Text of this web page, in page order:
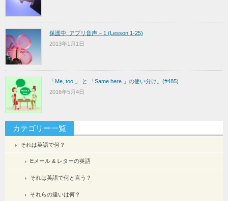
保護中: アプリ音声 – 1 (Lesson 1-25)
2013年1月1日
「Me, too.」 と 「Same here.」の使い分け。(#485)
2016年5月4日
カテゴリー一覧
それは英語で何？
Eメール & レターの英語
それは英語で何と言う？
それらの違いは何？